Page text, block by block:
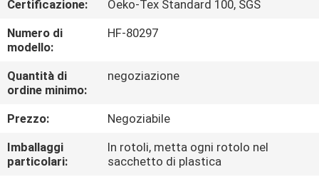
FABBRICA
CONTROLLO
DI
QUALITÀ
CONTATTICI
Certificazione:
Oeko-Tex Standard 100, SGS
Numero di
modello:
HF-80297
Quantità di
ordine minimo:
negoziazione
Prezzo:
Negoziabile
Imballaggi
particolari:
In rotoli, metta ogni rotolo nel
sacchetto di plastica